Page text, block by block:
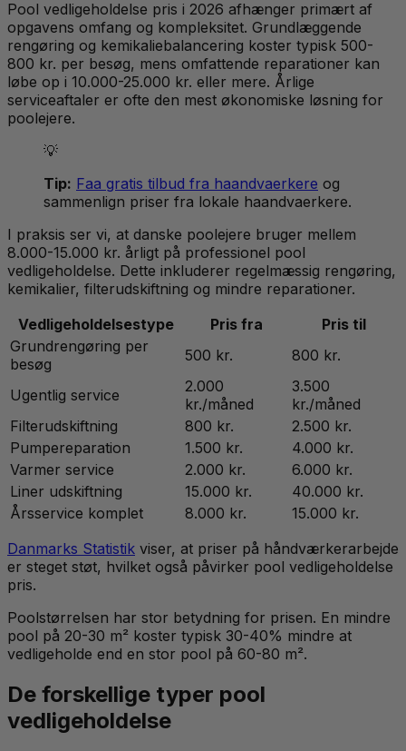
Pool vedligeholdelse pris i 2026 afhænger primært af
opgavens omfang og kompleksitet. Grundlæggende
rengøring og kemikaliebalancering koster typisk 500-
800 kr. per besøg, mens omfattende reparationer kan
løbe op i 10.000-25.000 kr. eller mere. Årlige
serviceaftaler er ofte den mest økonomiske løsning for
poolejere.
💡
Tip: Faa gratis tilbud fra haandvaerkere og
sammenlign priser fra lokale haandvaerkere.
I praksis ser vi, at danske poolejere bruger mellem
8.000-15.000 kr. årligt på professionel pool
vedligeholdelse. Dette inkluderer regelmæssig rengøring,
kemikalier, filterudskiftning og mindre reparationer.
Vedligeholdelsestype
Pris fra
Pris til
Grundrengøring per
besøg
500 kr. 800 kr.
Ugentlig service
2.000
kr./måned
3.500
kr./måned
Filterudskiftning
800 kr.
2.500 kr.
Pumpereparation
1.500 kr.
4.000 kr.
Varmer service
2.000 kr.
6.000 kr.
Liner udskiftning
15.000 kr.
40.000 kr.
Årsservice komplet
8.000 kr.
15.000 kr.
Danmarks Statistik viser, at priser på håndværkerarbejde
er steget støt, hvilket også påvirker pool vedligeholdelse
pris.
Poolstørrelsen har stor betydning for prisen. En mindre
pool på 20-30 m² koster typisk 30-40% mindre at
vedligeholde end en stor pool på 60-80 m².
De forskellige typer pool
vedligeholdelse